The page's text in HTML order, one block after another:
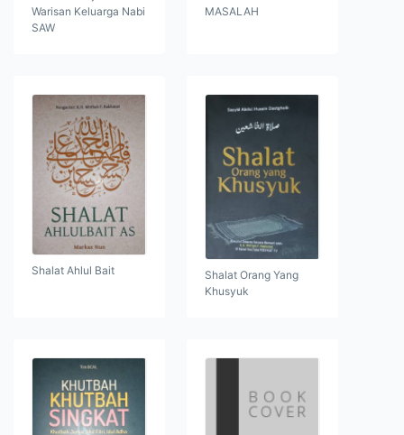
Warisan Keluarga Nabi
SAW
MASALAH
Shalat Ahlul Bait
Shalat Orang Yang
Khusyuk